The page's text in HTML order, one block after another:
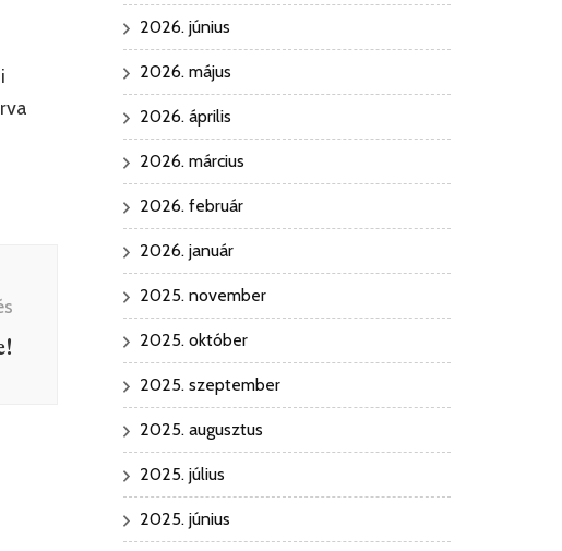
2026. június
2026. május
2026. április
2026. március
2026. február
2026. január
2025. november
2025. október
2025. szeptember
2025. augusztus
2025. július
2025. június